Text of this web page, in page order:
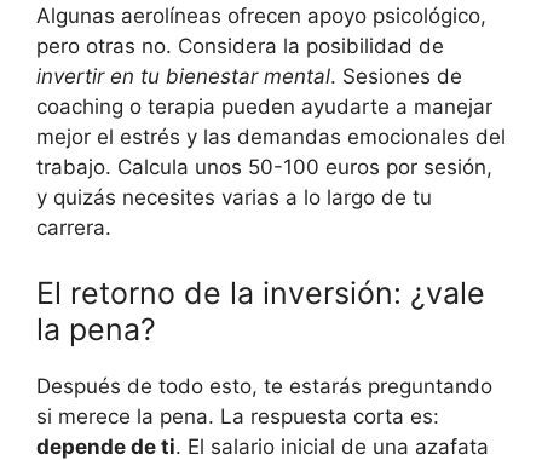
Algunas aerolíneas ofrecen apoyo psicológico,
pero otras no. Considera la posibilidad de
invertir en tu bienestar mental. Sesiones de
coaching o terapia pueden ayudarte a manejar
mejor el estrés y las demandas emocionales del
trabajo. Calcula unos 50-100 euros por sesión,
y quizás necesites varias a lo largo de tu
carrera.
El retorno de la inversión: ¿vale
la pena?
Después de todo esto, te estarás preguntando
si merece la pena. La respuesta corta es:
depende de ti. El salario inicial de una azafata